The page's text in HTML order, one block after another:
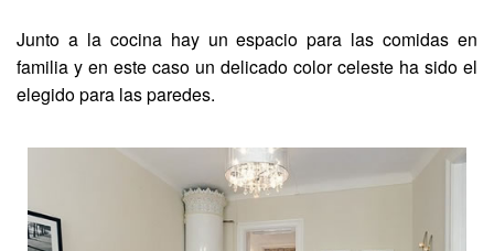
Junto a la cocina hay un espacio para las comidas en
familia y en este caso un delicado color celeste ha sido el
elegido para las paredes.